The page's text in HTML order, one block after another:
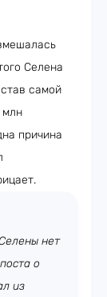
Селена
самой
млн
причина
нет
о
из